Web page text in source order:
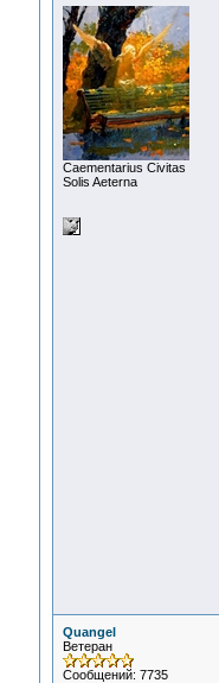
Сaementarius Civitas
Solis Aeterna
Quangel
Ветеран
Сообщений: 7735